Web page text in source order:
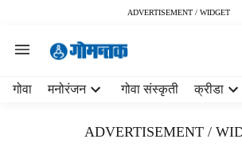
ADVERTISEMENT / WIDGET
गोवा मनोरंजन गोवा संस्कृती क्रीडा
ADVERTISEMENT /